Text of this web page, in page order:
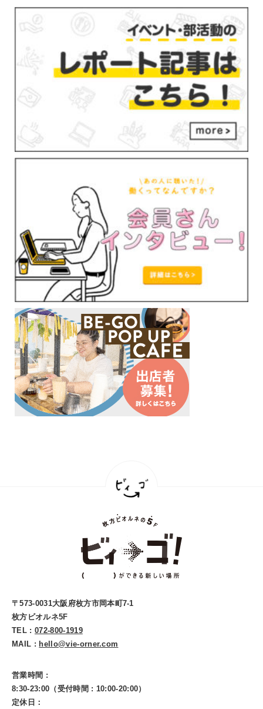
〒573-0031大阪府枚方市岡本町7-1
枚方ビオルネ5F
TEL : 072-800-1919
MAIL : hello@vie-orner.com
営業時間 :
8:30-23:00（受付時間 : 10:00-20:00）
定休日：